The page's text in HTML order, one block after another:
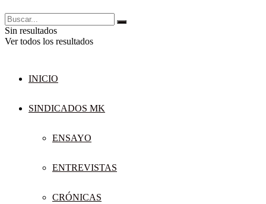
Sin resultados
Ver todos los resultados
INICIO
SINDICADOS MK
ENSAYO
ENTREVISTAS
CRÓNICAS